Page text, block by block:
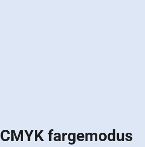
CMYK fargemodus